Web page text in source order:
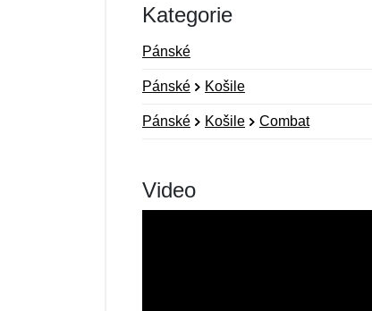
Kategorie
Pánské
Pánské Košile
Pánské Košile Combat
Video